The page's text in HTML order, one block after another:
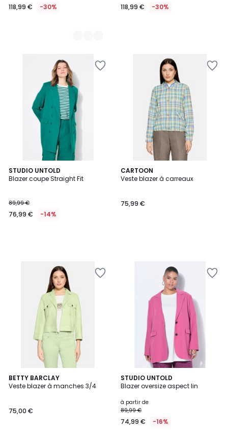
118,99 € -30% 118,99 € -30%
STUDIO UNTOLD
Blazer coupe Straight Fit
89,99 €
76,99 € -14%
CARTOON
Veste blazer à carreaux
75,99 €
BETTY BARCLAY
Veste blazer à manches 3/4
75,00 €
2
Couleurs
STUDIO UNTOLD
Blazer oversize aspect lin
à partir de
89,99 €
74,99 € -16%
2
Couleurs